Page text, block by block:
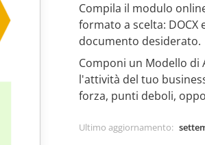
Compila il modulo
formato a scelta: DOCX
documento desiderato.
Componi un Modello di
l'attività del tuo
forza, punti deboli,
Ultimo aggiornamento: